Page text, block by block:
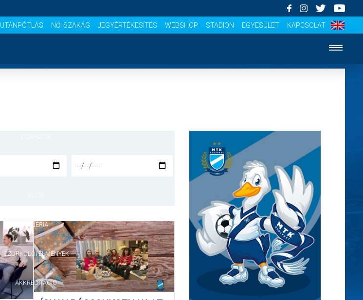
UTÁNPÓTLÁS NŐI SZAKÁG JEGYÉRTÉKESÍTÉS WEBSHOP STADION EGYESÜLET KAPCSOLAT
MÉRKŐZÉSEK
GALÉRIA
SZURKOLÓI ÉLMÉNYEK
AKKREDITÁCIÓ